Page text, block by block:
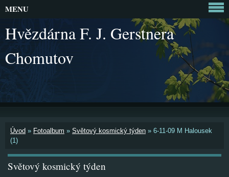
Hvězdárna F. J. Gerstnera
Chomutov
Úvod » Fotoalbum » Světový kosmický týden » 6-11-09 M Halousek
(1)
Světový kosmický týden
MENU